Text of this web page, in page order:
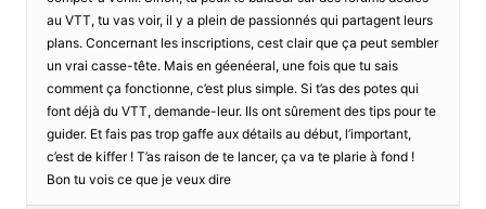
au VTT, tu vas voir, il y a plein de passionnés qui partagent leurs
plans. Concernant les inscriptions, cest clair que ça peut sembler
un vrai casse-tête. Mais en géenéeral, une fois que tu sais
comment ça fonctionne, c’est plus simple. Si t’as des potes qui
font déjà du VTT, demande-leur. Ils ont sûrement des tips pour te
guider. Et fais pas trop gaffe aux détails au début, l’important,
c’est de kiffer ! T’as raison de te lancer, ça va te plarie à fond !
Bon tu vois ce que je veux dire